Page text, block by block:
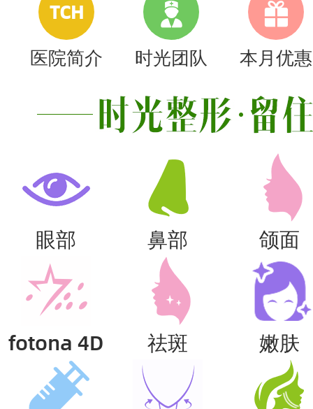
TCH
医院简介
时光团队 本月优惠
眼部 鼻部 颌面
fotona 4D 祛斑 嫩肤